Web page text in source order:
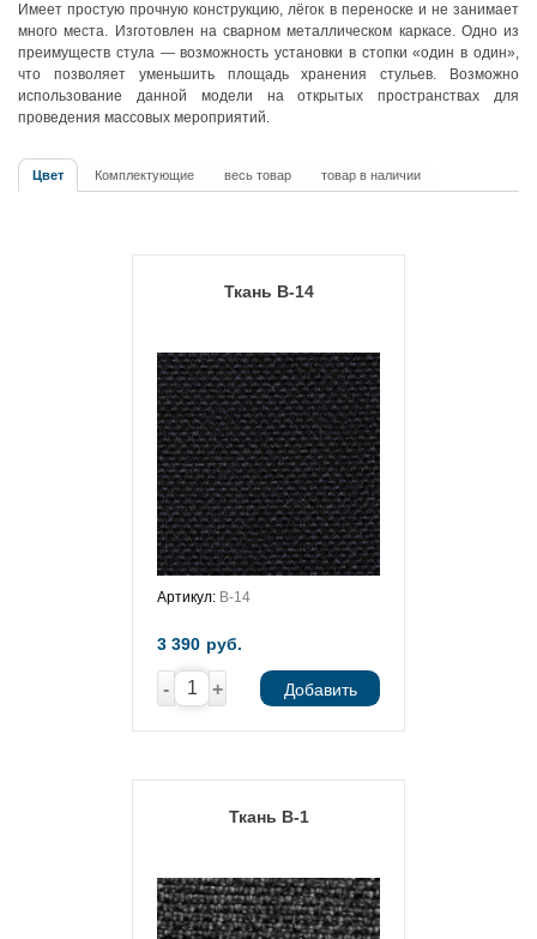
Имеет простую прочную конструкцию, лёгок в переноске и не занимает
много места. Изготовлен на сварном металлическом каркасе. Одно из
преимуществ стула — возможность установки в стопки «один в один»,
что позволяет уменьшить площадь хранения стульев. Возможно
использование данной модели на открытых пространствах для
проведения массовых мероприятий.
Цвет Комплектующие весь товар товар в наличии
Ткань В-14
Артикул: В-14
3 390 руб.
- + Добавить
Ткань В-1